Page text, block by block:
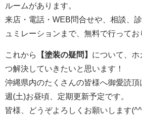
ルームがあります。
来店・電話・WEB問合せや、相談、
ュミレーションまで、無料で行ってお
これから 【塗装の疑問】 について、
つ解決していきたいと思います！
沖縄県内のたくさんの皆様へ御愛読
週(土)お昼頃、定期更新予定です。
皆様、どうぞよろしくお願いします